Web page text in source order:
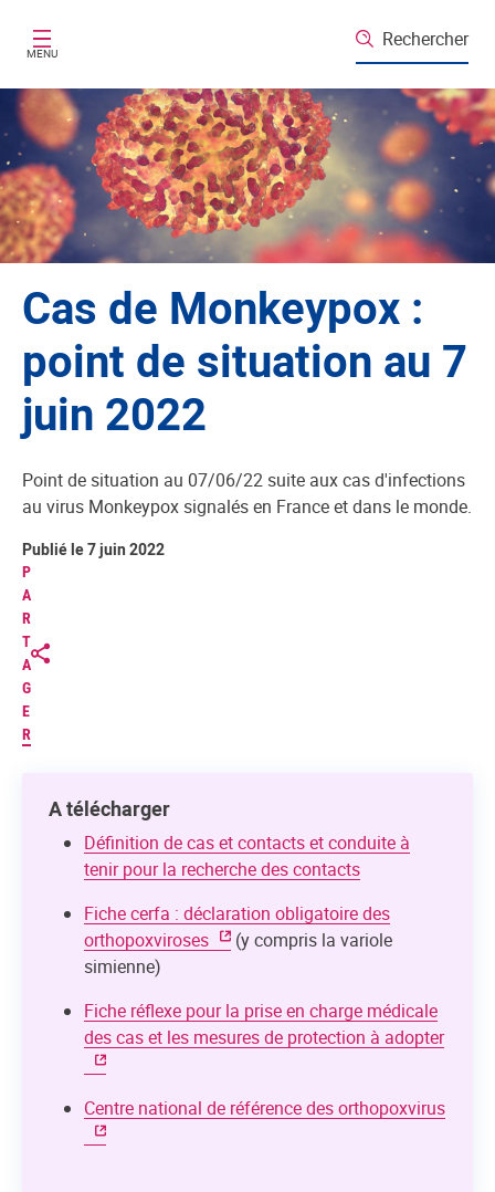
MENU
Rechercher
Cas de Monkeypox :
point de situation au 7
juin 2022
Point de situation au 07/06/22 suite aux cas d'infections
au virus Monkeypox signalés en France et dans le monde.
P
A
R
T
A
G
E
R
Publié le 7 juin 2022
A télécharger
Définition de cas et contacts et conduite à
tenir pour la recherche des contacts
Fiche cerfa : déclaration obligatoire des
orthopoxviroses
(y compris la variole
simienne)
Fiche réflexe pour la prise en charge médicale
des cas et les mesures de protection à adopter
Centre national de référence des orthopoxvirus